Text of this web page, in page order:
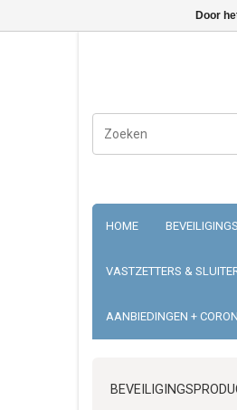
HOME
VASTZETTERS &
AANBIEDINGEN +
Door